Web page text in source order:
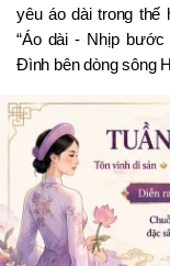
yêu áo dài trong thế
“Áo dài - Nhịp bước
Đình bên dòng sông